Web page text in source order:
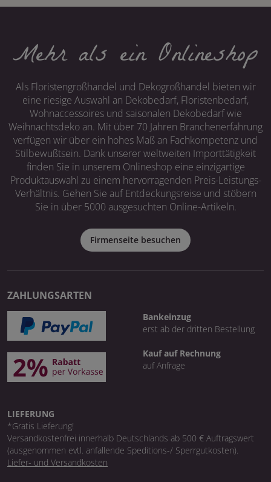
Mehr als ein Onlineshop
Als Floristengroßhandel und Dekogroßhandel bieten wir
eine riesige Auswahl an Dekobedarf, Floristenbedarf,
Wohnaccessoires und saisonalen Dekobedarf wie
Weihnachtsdeko an. Mit über 70 Jahren Branchenerfahrung
verfügen wir über ein hohes Maß an Fachkompetenz und
Stilbewußtsein. Dank unserer weltweiten Importtätigkeit
finden Sie in unserem Onlineshop eine einzigartige
Produktauswahl zu einem hervorragenden Preis-Leistungs-
Verhältnis. Gehen Sie auf Entdeckungsreise und stöbern
Sie in über 5000 ausgesuchten Online-Artikeln.
Firmenseite besuchen
ZAHLUNGSARTEN
Bankeinzug
erst ab der dritten Bestellung
Kauf auf Rechnung
auf Anfrage
LIEFERUNG
*Gratis Lieferung!
Versandkostenfrei innerhalb Deutschlands ab 500 € Auftragswert
(ausgenommen evtl. anfallende Speditions-/ Sperrgutkosten).
Liefer- und Versandkosten